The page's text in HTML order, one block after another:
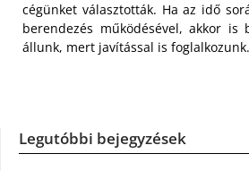
cégünket választották. Ha az idő
berendezés működésével, akkor is
állunk, mert javítással is foglalkozunk.
Legutóbbi bejegyzések